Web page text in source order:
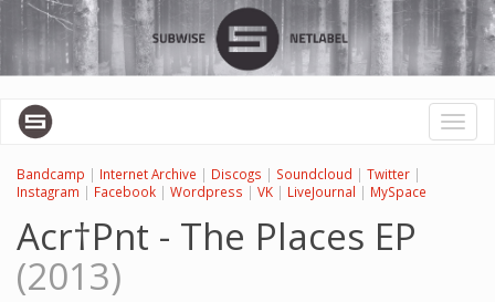
Перейти
основному
содержанию
Toggle
Bandcamp | Internet Archive | Discogs | Soundcloud | Twitter |
Instagram | Facebook | Wordpress | VK | LiveJournal | MySpace
Acr†Pnt - The Places EP
(2013)